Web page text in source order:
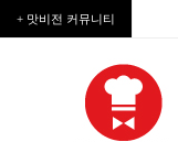
+ 맛비전 커뮤니티